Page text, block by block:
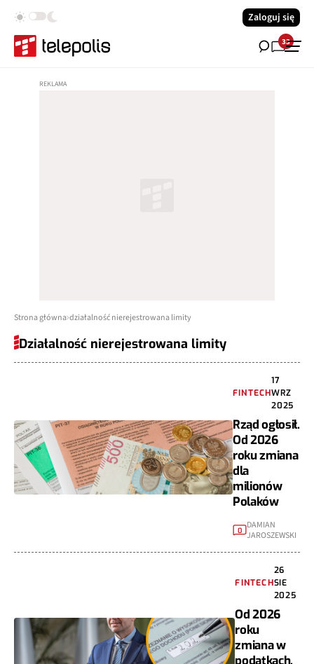
Zaloguj się
33
Strona główna działalność nierejestrowana limity
Działalność nierejestrowana limity
FINTECH
17
WRZ
2025
Rząd ogłosił.
Od 2026
roku zmiana
dla
milionów
Polaków
0
DAMIAN
JAROSZEWSKI
FINTECH
26
SIE
2025
Od 2026
roku
zmiana w